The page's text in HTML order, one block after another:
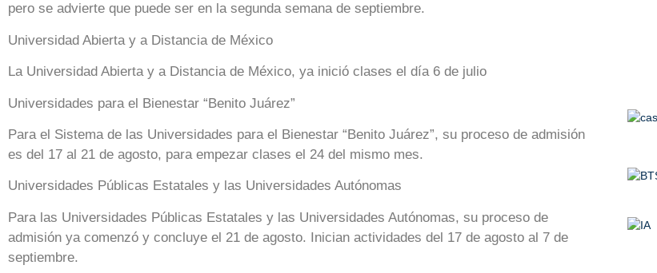
pero se advierte que puede ser en la segunda semana de septiembre.
Universidad Abierta y a Distancia de México
La Universidad Abierta y a Distancia de México, ya inició clases el día 6 de julio
Universidades para el Bienestar “Benito Juárez”
Para el Sistema de las Universidades para el Bienestar “Benito Juárez”, su proceso de admisión
es del 17 al 21 de agosto, para empezar clases el 24 del mismo mes.
Universidades Públicas Estatales y las Universidades Autónomas
Para las Universidades Públicas Estatales y las Universidades Autónomas, su proceso de
admisión ya comenzó y concluye el 21 de agosto. Inician actividades del 17 de agosto al 7 de
septiembre.